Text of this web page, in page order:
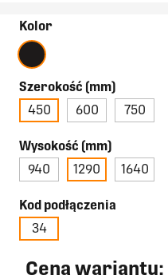
Kolor
Szerokość (mm)
450
600 750
Wysokość (mm)
940
1290 1640
Kod podłączenia
34
Cena wariantu: